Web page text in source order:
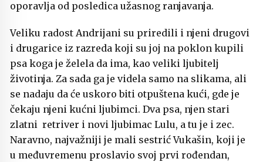
oporavlja od posledica užasnog ranjavanja.
Veliku radost Andrijani su priredili i njeni drugovi
i drugarice iz razreda koji su joj na poklon kupili
psa koga je želela da ima, kao veliki ljubitelj
životinja. Za sada ga je videla samo na slikama, ali
se nadaju da će uskoro biti otpuštena kući, gde je
čekaju njeni kućni ljubimci. Dva psa, njen stari
zlatni retriver i novi ljubimac Lulu, a tu je i zec.
Naravno, najvažniji je mali sestrić Vukašin, koji je
u međuvremenu proslavio svoj prvi rođendan,